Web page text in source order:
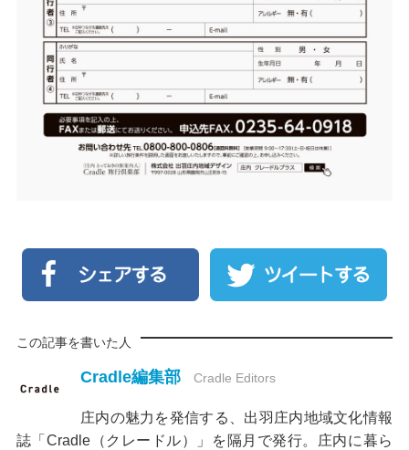
この記事を書いた人
Cradle編集部 Cradle Editors
庄内の魅力を発信する、出羽庄内地域文化情報
誌「Cradle（クレードル）」を隔月で発行。庄内に暮ら